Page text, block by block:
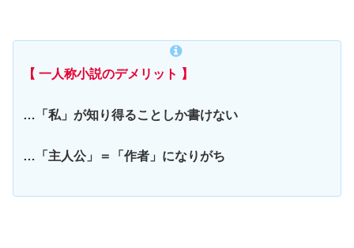
【 一人称小説のデメリット 】
…「私」が知り得ることしか書けない
…「主人公」＝「作者」になりがち